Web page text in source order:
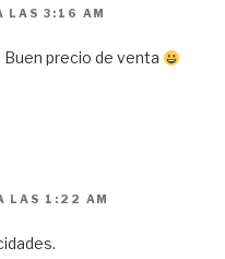
LAS 3:16 AM
Buen precio de venta
LAS 1:22 AM